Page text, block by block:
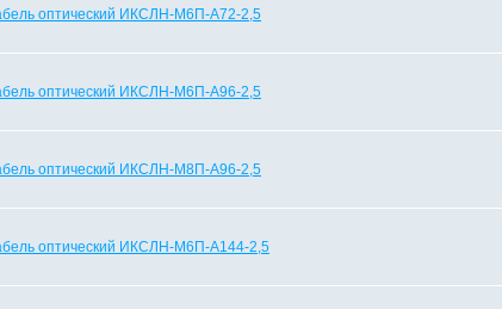
оптический ИКСЛН-М6П-А72-2,5
оптический ИКСЛН-М6П-А96-2,5
оптический ИКСЛН-М8П-А96-2,5
оптический ИКСЛН-М6П-А144-2,5